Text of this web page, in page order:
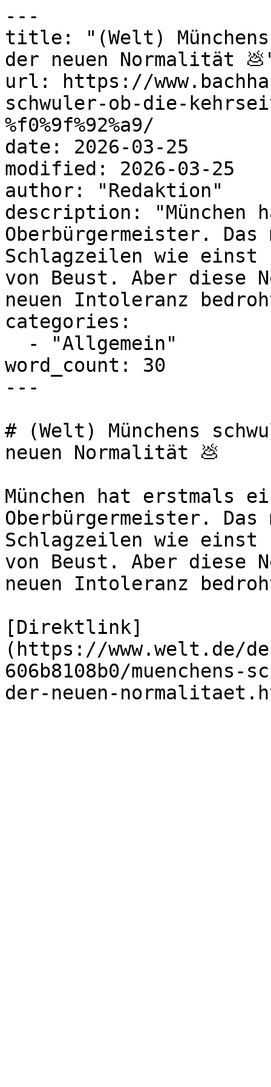
---
title: "(Welt)
der neuen Normalität
url: https://
schwuler-ob-die-
%f0%9f%92%a9/
date: 2026-03-25
modified: 2026-03-25
author: "Redaktion"
description: "München
Oberbürgermeister. Das
Schlagzeilen wie einst
von Beust. Aber diese
neuen Intoleranz
categories:
word_count: 30
---
# (Welt) Münchens
neuen Normalität 💩
München hat erstmals
Oberbürgermeister. Das
Schlagzeilen wie einst
von Beust. Aber diese
neuen Intoleranz
[Direktlink]
(https://www.welt.de/
606b8108b0/
der-neuen-